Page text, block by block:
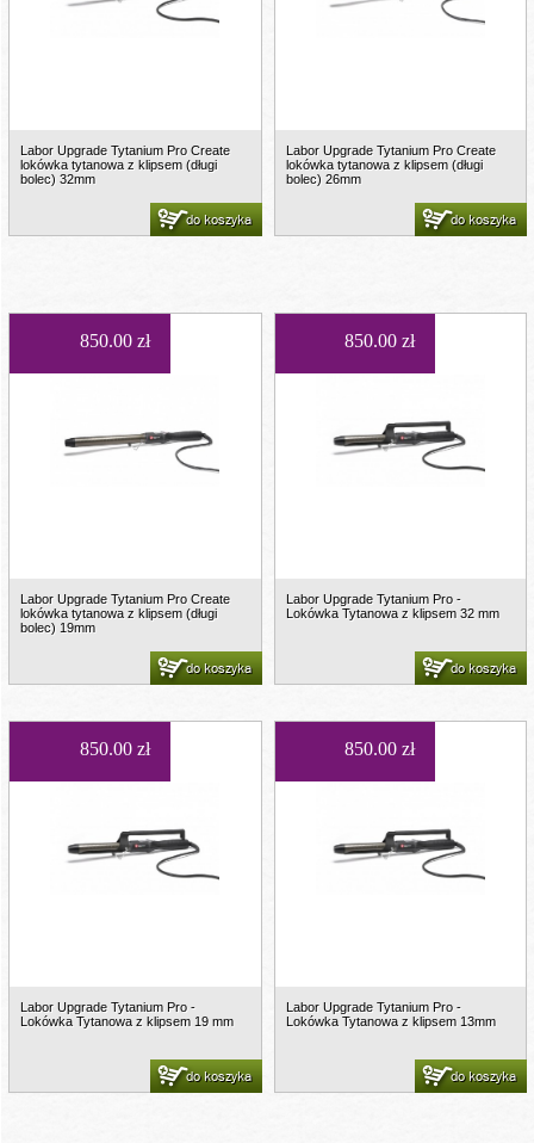
Labor Upgrade Tytanium Pro Create
lokówka tytanowa z klipsem (długi
bolec) 32mm
do koszyka
Labor Upgrade Tytanium Pro Create
lokówka tytanowa z klipsem (długi
bolec) 26mm
do koszyka
850.00 zł
Labor Upgrade Tytanium Pro Create
lokówka tytanowa z klipsem (długi
bolec) 19mm
do koszyka
850.00 zł
Labor Upgrade Tytanium Pro -
Lokówka Tytanowa z klipsem 32 mm
do koszyka
850.00 zł
Labor Upgrade Tytanium Pro -
Lokówka Tytanowa z klipsem 19 mm
do koszyka
850.00 zł
Labor Upgrade Tytanium Pro -
Lokówka Tytanowa z klipsem 13mm
do koszyka